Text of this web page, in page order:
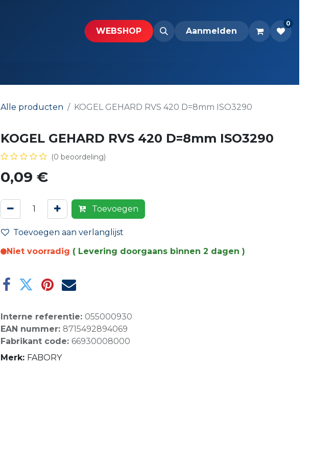
Contact Downloads
WEBS​H​​OP​​ Aanmelden
0
Alle producten KOGEL GEHARD RVS 420 D=8mm ISO3290
KOGEL GEHARD RVS 420 D=8mm ISO3290
(0 beoordeling)
0,09 €
Toevoegen
Toevoegen aan verlanglijst
Niet voorradig ( Levering doorgaans binnen 2 dagen )
Interne referentie: 055000930
EAN nummer: 8715492894069
Fabrikant code: 66930008000
Merk: FABORY